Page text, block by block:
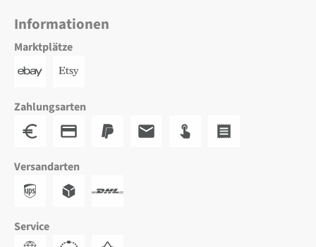
Informationen
Marktplätze
Zahlungsarten
Versandarten
Service